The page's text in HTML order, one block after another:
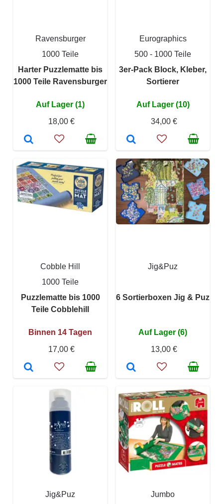
Ravensburger
1000 Teile
Harter Puzzlematte bis
1000 Teile Ravensburger
Auf Lager (1)
18,00 €
Eurographics
500 - 1000 Teile
3er-Pack Block, Kleber,
Sortierer
Auf Lager (10)
34,00 €
Cobble Hill
1000 Teile
Puzzlematte bis 1000
Teile Cobblehill
Binnen 14 Tagen
17,00 €
Jig&Puz
6 Sortierboxen Jig & Puz
Auf Lager (6)
13,00 €
Jig&Puz Jumbo